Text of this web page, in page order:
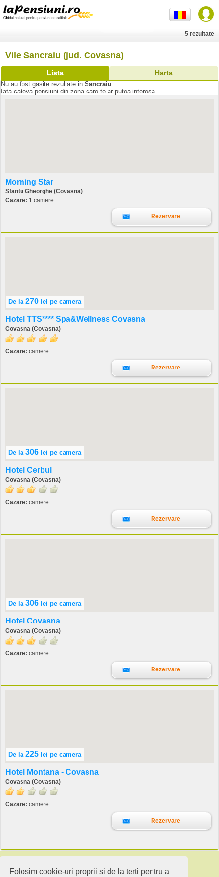
Folosim cookie-uri proprii si de la terti pentru a
Vile Sancraiu (jud. Covasna)
Lista Harta
5 rezultate
Nu au fost gasite rezultate in Sancraiu
Iata cateva pensiuni din zona care te-ar putea interesa.
Morning Star
Sfantu Gheorghe (Covasna)
Cazare: 1 camere
Rezervare
De la 270 lei pe camera
Hotel TTS**** Spa&Wellness Covasna
Covasna (Covasna)
Cazare: camere
Rezervare
De la 306 lei pe camera
Hotel Cerbul
Covasna (Covasna)
Cazare: camere
Rezervare
De la 306 lei pe camera
Hotel Covasna
Covasna (Covasna)
Cazare: camere
Rezervare
De la 225 lei pe camera
Hotel Montana - Covasna
Covasna (Covasna)
Cazare: camere
Rezervare